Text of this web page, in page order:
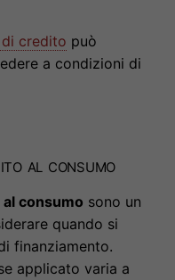
credito può
a condizioni di
al consumo
consumo sono un
quando si
finanziamento.
applicato varia a